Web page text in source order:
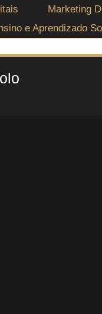
Marketing
e Aprendizado